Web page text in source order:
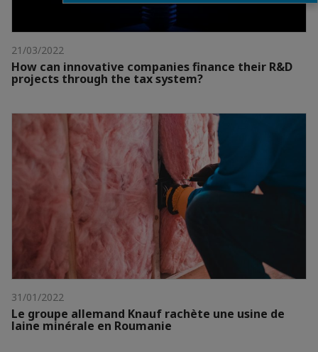
21/03/2022
How can innovative companies finance their R&D
projects through the tax system?
31/01/2022
Le groupe allemand Knauf rachète une usine de
laine minérale en Roumanie